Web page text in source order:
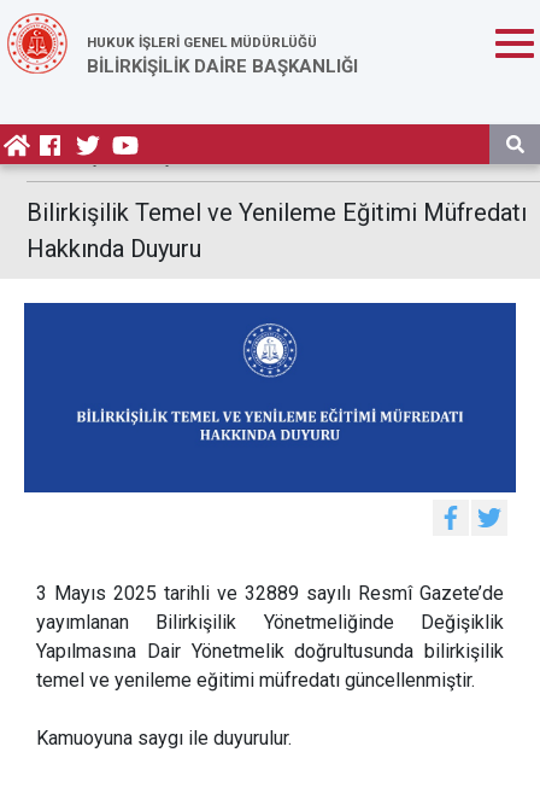
HUKUK İŞLERİ GENEL MÜDÜRLÜĞÜ
BİLİRKİŞİLİK DAİRE BAŞKANLIĞI
Anasayfa /
Bilirkişilik Temel ve Yenileme Eğitimi Müfredatı
Hakkında Duyuru
3 Mayıs 2025 tarihli ve 32889 sayılı Resmî Gazete’de
yayımlanan Bilirkişilik Yönetmeliğinde Değişiklik
Yapılmasına Dair Yönetmelik doğrultusunda bilirkişilik
temel ve yenileme eğitimi müfredatı güncellenmiştir.
Kamuoyuna saygı ile duyurulur.